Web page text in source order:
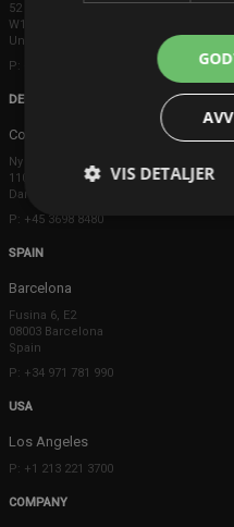
52 Brook Street
W1K 5DS London
United Kingdom
P: +44 203 608 8181
DENMARK
Copenhagen
Ny Østergade 20
1101 København K
Danmark
P: +45 3698 8480
SPAIN
Barcelona
Fusina 6, E2
08003 Barcelona
Spain
P: +34 971 781 990
USA
Los Angeles
P: +1 213 221 3700
COMPANY
VIS DETALJER